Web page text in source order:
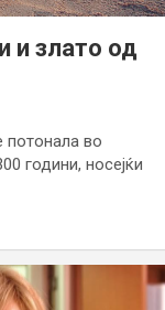
и злато од
потонала во
години, носејќи